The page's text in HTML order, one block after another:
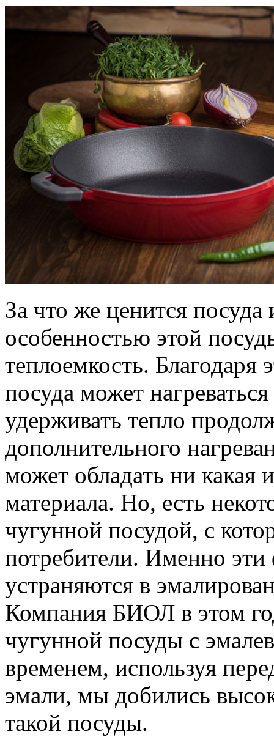
За что же ценится посуда
особенностью этой
теплоемкость. Благодаря
посуда может
удерживать тепло
дополнительного
может обладать ни какая
материала. Но, есть
чугунной посудой, с
потребители. Именно
устраняются в
Компания БИОЛ в этом
чугунной посуды с
временем, используя
эмали, мы добились
такой посуды.